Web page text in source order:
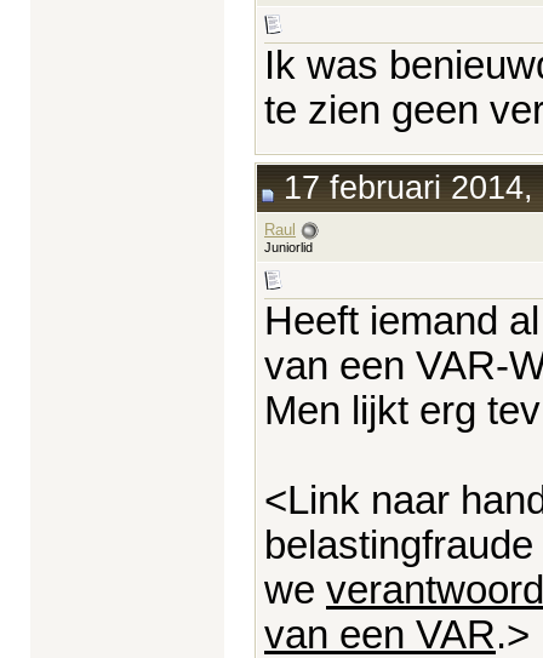
Ik was
te zien geen
17 februari 2014,
Raul
Juniorlid
Heeft iemand
van een VAR-
Men lijkt erg
<Link naar
we
van een VAR.>